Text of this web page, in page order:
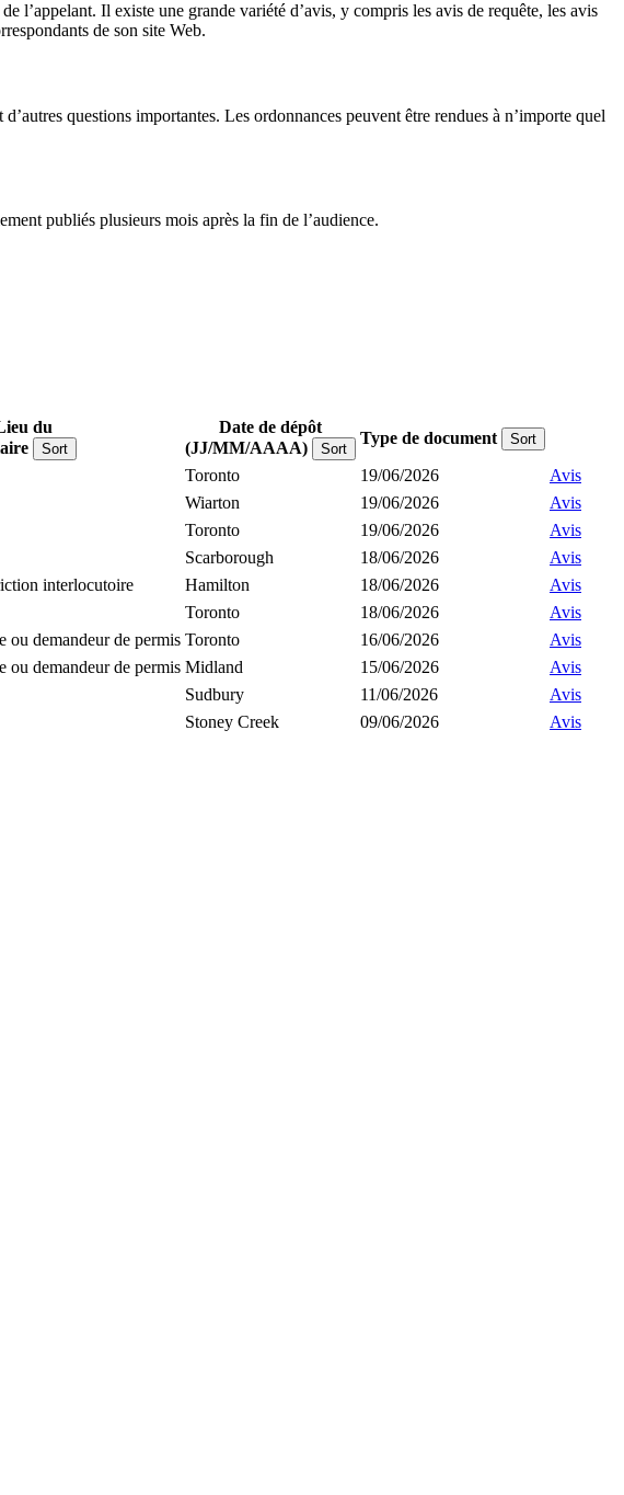
l’appelant. Il existe une grande variété d’avis, y compris les avis de requête, les avis
de son site Web.
questions importantes. Les ordonnances peuvent être rendues à n’importe quel
publiés plusieurs mois après la fin de l’audience.
du
Sort
Date de dépôt
(JJ/MM/AAAA)
Sort
Type de document Sort
Toronto 19/06/2026
Avis
Wiarton 19/06/2026
Avis
Toronto 19/06/2026
Avis
Scarborough 18/06/2026
Avis
interlocutoire Hamilton 18/06/2026
Avis
Toronto 18/06/2026
Avis
ou demandeur de permis Toronto 16/06/2026
Avis
ou demandeur de permis Midland 15/06/2026
Avis
Sudbury 11/06/2026
Avis
Stoney Creek 09/06/2026 Avis